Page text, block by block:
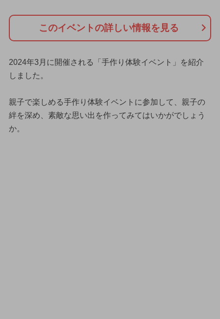
このイベントの詳しい情報を見る
2024年3月に開催される「手作り体験イベント」を紹介
しました。
親子で楽しめる手作り体験イベントに参加して、親子の
絆を深め、素敵な思い出を作ってみてはいかがでしょう
か。